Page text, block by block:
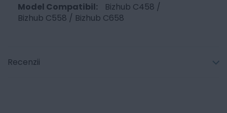
Bizhub C458 /
Bizhub C558 / Bizhub C658
Recenzii